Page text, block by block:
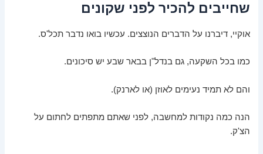
שחייבים להכיר לפני שקונים
אוקיי, דיברנו על הדברים הנוצצים. עכשיו בואו נדבר תכל'ס.
כמו בכל השקעה, גם בנדל"ן בבאר שבע יש סיכונים.
והם לא תמיד נעימים לאוזן (או לארנק).
הנה כמה נקודות למחשבה, לפני שאתם מתפתים לחתום על
הצ'ק.